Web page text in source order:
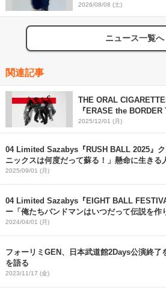
2026/08/08 (土)
ニュース一覧へ
関連記事
THE ORAL
『ERASE the
解禁 TK from 凛として
表
2025/12/01 (月)
04 Limited Sazabys『RUSH BALL 2025』
ニックスは何度だって蘇る！」懸命に生きる
った珠玉のステージ
2025/09/01 (月)
04 Limited Sazabys『EIGHT BALL
ー「俺たちバンドマンはいつだって伝説を作
フォーリミここに在り
2024/04/01 (月)
フォーリミGEN、日本武道館2Days公演終了
を語る
2023/11/17 (金)